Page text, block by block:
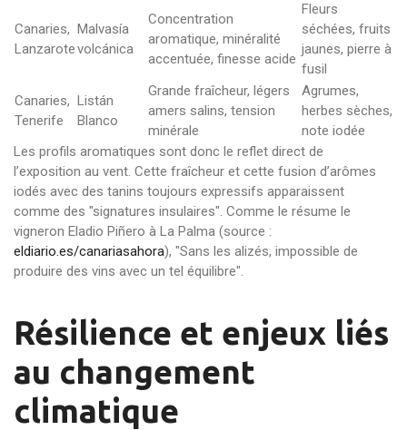
Canaries,
Lanzarote
Malvasía
volcánica
Concentration
aromatique, minéralité
accentuée, finesse acide
Fleurs
séchées, fruits
jaunes, pierre à
fusil
Canaries,
Tenerife
Listán
Blanco
Grande fraîcheur, légers
amers salins, tension
minérale
Agrumes,
herbes sèches,
note iodée
Les profils aromatiques sont donc le reflet direct de
l’exposition au vent. Cette fraîcheur et cette fusion d’arômes
iodés avec des tanins toujours expressifs apparaissent
comme des "signatures insulaires". Comme le résume le
vigneron Eladio Piñero à La Palma (source :
eldiario.es/canariasahora), "Sans les alizés, impossible de
produire des vins avec un tel équilibre".
Résilience et enjeux liés
au changement
climatique